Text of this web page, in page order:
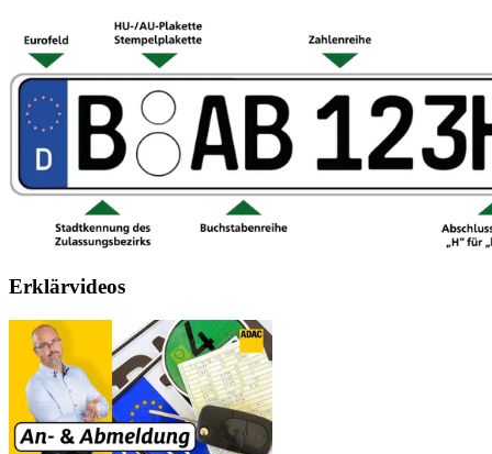
Erklärvideos